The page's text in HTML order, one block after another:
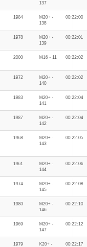
137
1984
M20+ -
138
00:22:00
1978
M20+ -
139
00:22:01
2000 M16 - 11 00:22:02
1972
M20+ -
140
00:22:02
1983
M20+ -
141
00:22:04
1987
M20+ -
142
00:22:04
1968
M20+ -
143
00:22:05
1961
M20+ -
144
00:22:06
1974
M20+ -
145
00:22:08
1980
M20+ -
146
00:22:10
1969
M20+ -
147
00:22:12
1979
K20+ -
00:22:17